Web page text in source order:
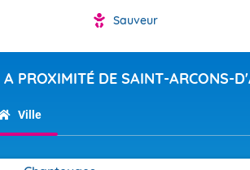
Pour la
Tendance
Sauveur
A PROXIMITÉ DE SAINT-ARCONS-
Ville
Lille : 15/24
Aujourd'hui
Risque
Sur le Sud-